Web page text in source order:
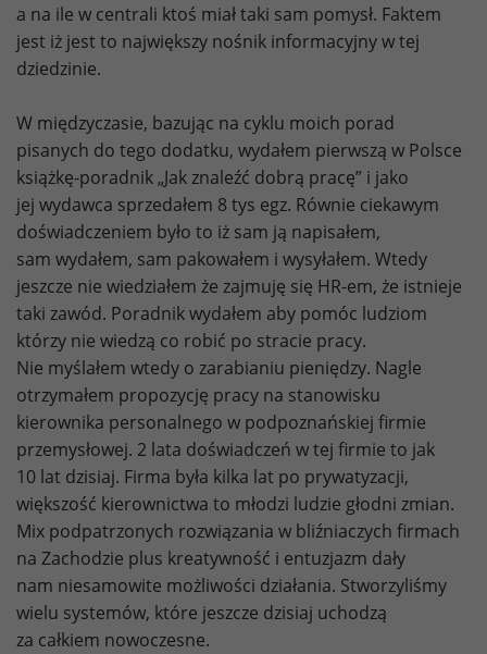
a na ile w centrali ktoś miał taki sam pomysł. Faktem
jest iż jest to największy nośnik informacyjny w tej
dziedzinie.
W międzyczasie, bazując na cyklu moich porad
pisanych do tego dodatku, wydałem pierwszą w Polsce
książkę-poradnik „Jak znaleźć dobrą pracę” i jako
jej wydawca sprzedałem 8 tys egz. Równie ciekawym
doświadczeniem było to iż sam ją napisałem,
sam wydałem, sam pakowałem i wysyłałem. Wtedy
jeszcze nie wiedziałem że zajmuję się HR-em, że istnieje
taki zawód. Poradnik wydałem aby pomóc ludziom
którzy nie wiedzą co robić po stracie pracy.
Nie myślałem wtedy o zarabianiu pieniędzy. Nagle
otrzymałem propozycję pracy na stanowisku
kierownika personalnego w podpoznańskiej firmie
przemysłowej. 2 lata doświadczeń w tej firmie to jak
10 lat dzisiaj. Firma była kilka lat po prywatyzacji,
większość kierownictwa to młodzi ludzie głodni zmian.
Mix podpatrzonych rozwiązania w bliźniaczych firmach
na Zachodzie plus kreatywność i entuzjazm dały
nam niesamowite możliwości działania. Stworzyliśmy
wielu systemów, które jeszcze dzisiaj uchodzą
za całkiem nowoczesne.